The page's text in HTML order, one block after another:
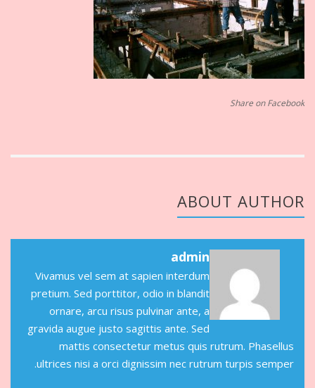
Share on Facebook
ABOUT AUTHOR
admin
Vivamus vel sem at sapien interdum
pretium. Sed porttitor, odio in blandit
ornare, arcu risus pulvinar ante, a
gravida augue justo sagittis ante. Sed
mattis consectetur metus quis rutrum. Phasellus
ultrices nisi a orci dignissim nec rutrum turpis semper.